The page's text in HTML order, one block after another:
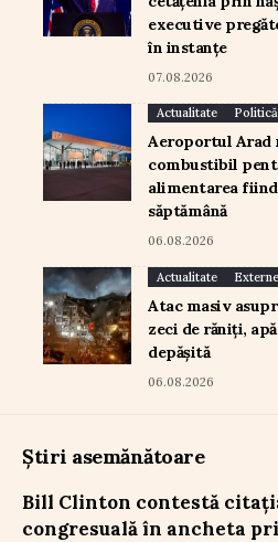
executive
în instanțe
07.08.2026
Actualitate Politică
Aeroportul Arad
combustibil
alimentarea fiind
săptămână
06.08.2026
Actualitate Externe
Atac masiv
zeci de răniți,
depășită
06.08.2026
Știri asemănătoare
Bill Clinton contestă
congresuală în ancheta